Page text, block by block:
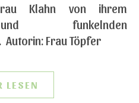
Klahn von ihrem
funkelnden
Frau Töpfer
LESEN